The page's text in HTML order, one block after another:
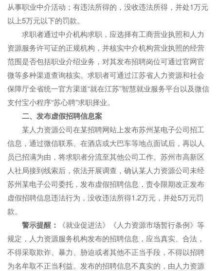
从事职业中介活动；有违法所得的，没收违法所得，并处1万元
以上5万元以下的罚款。
求职者通过中介机构求职，应选择有工商营业执照和人力
资源服务许可证的正规机构，并核实中介机构营业执照的经营
范围是否包括职业介绍业务，对其发布招聘岗位可通过官网官
微等多种渠道查询核实。求职者可通过江苏省人力资源和社会
保障厅全省统一官方渠道“就在江苏”智慧就业服务平台以及微信
支付宝小程序“苏心聘”求职择业。
二、发布虚假招聘信息案
某人力资源公司在某招聘网站上发布苏州某电子公司招工
信息，通过微信联系、在酒店或大巴车等地点面试后，再以人
员已招满为由，将求职者分流至其他公司工作。苏州市高新区
人社局接到线索后，依法开展调查，确认某人力资源公司未经
苏州某电子公司委托，发布虚假招聘信息，责令限期改正发布
虚假招聘信息违法行为，没收违法所得1.2万元，并处5万元罚
款。
警示提醒：
《就业促进法》《人力资源市场暂行条例》等
规定，人力资源服务机构发布的招聘信息，应当真实、合法，
不得采取欺诈、暴力、胁迫或者其他不正当手段，不得以招聘
为名牟取不正当利益。发布的招聘信息不真实的，由人力资源